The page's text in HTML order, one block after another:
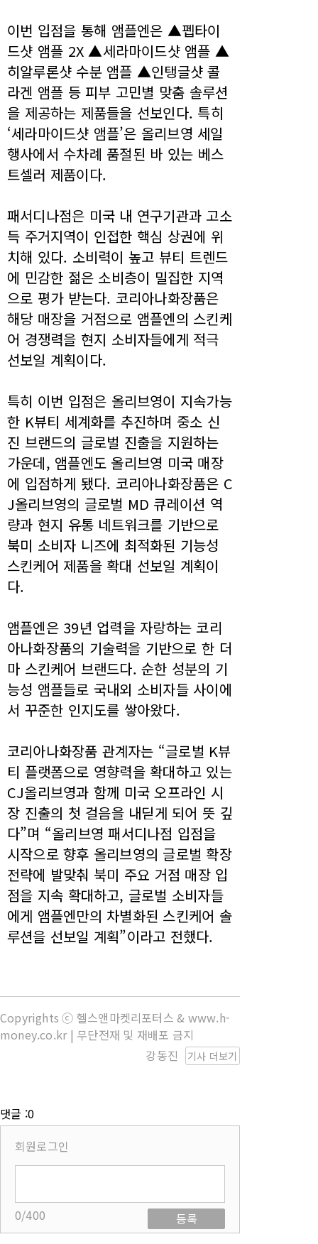
이번 입점을 통해 앰플엔은 ▲펩타이
드샷 앰플 2X ▲세라마이드샷 앰플 ▲
히알루론샷 수분 앰플 ▲인탱글샷 콜
라겐 앰플 등 피부 고민별 맞춤 솔루션
을 제공하는 제품들을 선보인다. 특히
‘세라마이드샷 앰플’은 올리브영 세일
행사에서 수차례 품절된 바 있는 베스
트셀러 제품이다.
패서디나점은 미국 내 연구기관과 고소
득 주거지역이 인접한 핵심 상권에 위
치해 있다. 소비력이 높고 뷰티 트렌드
에 민감한 젊은 소비층이 밀집한 지역
으로 평가 받는다. 코리아나화장품은
해당 매장을 거점으로 앰플엔의 스킨케
어 경쟁력을 현지 소비자들에게 적극
선보일 계획이다.
특히 이번 입점은 올리브영이 지속가능
한 K뷰티 세계화를 추진하며 중소 신
진 브랜드의 글로벌 진출을 지원하는
가운데, 앰플엔도 올리브영 미국 매장
에 입점하게 됐다. 코리아나화장품은 C
J올리브영의 글로벌 MD 큐레이션 역
량과 현지 유통 네트워크를 기반으로
북미 소비자 니즈에 최적화된 기능성
스킨케어 제품을 확대 선보일 계획이
다.
앰플엔은 39년 업력을 자랑하는 코리
아나화장품의 기술력을 기반으로 한 더
마 스킨케어 브랜드다. 순한 성분의 기
능성 앰플들로 국내외 소비자들 사이에
서 꾸준한 인지도를 쌓아왔다.
코리아나화장품 관계자는 “글로벌 K뷰
티 플랫폼으로 영향력을 확대하고 있는
CJ올리브영과 함께 미국 오프라인 시
장 진출의 첫 걸음을 내딛게 되어 뜻 깊
다”며 “올리브영 패서디나점 입점을
시작으로 향후 올리브영의 글로벌 확장
전략에 발맞춰 북미 주요 거점 매장 입
점을 지속 확대하고, 글로벌 소비자들
에게 앰플엔만의 차별화된 스킨케어 솔
루션을 선보일 계획”이라고 전했다.
Copyrights ⓒ 헬스앤마켓리포터스 & www.h-
money.co.kr | 무단전재 및 재배포 금지
기사 더보기
강동진
댓글 :0
회원로그인
0/400
등록